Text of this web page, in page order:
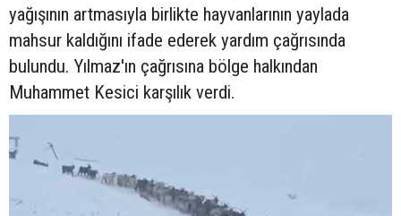
yağışının artmasıyla birlikte hayvanlarının yaylada
mahsur kaldığını ifade ederek yardım çağrısında
bulundu. Yılmaz'ın çağrısına bölge halkından
Muhammet Kesici karşılık verdi.